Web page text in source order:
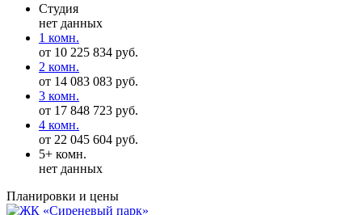
Студия
нет данных
1 комн.
от 10 225 834 руб.
2 комн.
от 14 083 083 руб.
3 комн.
от 17 848 723 руб.
4 комн.
от 22 045 604 руб.
5+ комн.
нет данных
Планировки и цены